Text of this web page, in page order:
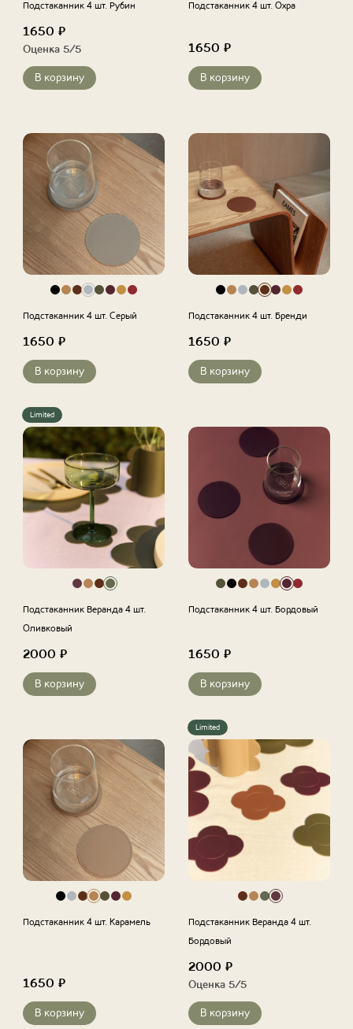
Подстаканник 4 шт. Рубин
1650 ₽
Оценка 5/5
В корзину
Подстаканник 4 шт. Охра
1650 ₽
В корзину
Подстаканник 4 шт. Серый
1650 ₽
В корзину
Подстаканник 4 шт. Бренди
1650 ₽
В корзину
Limited
Подстаканник Веранда 4 шт.
Оливковый
2000 ₽
В корзину
Подстаканник 4 шт. Бордовый
1650 ₽
В корзину
Подстаканник 4 шт. Карамель
1650 ₽
В корзину
Limited
Подстаканник Веранда 4 шт.
Бордовый
2000 ₽
Оценка 5/5
В корзину